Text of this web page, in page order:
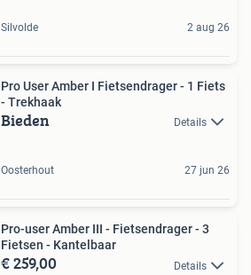
Silvolde 2 aug 26
Pro User Amber I Fietsendrager - 1 Fiets
- Trekhaak
Bieden Details
Oosterhout 27 jun 26
Pro-user Amber III - Fietsendrager - 3
Fietsen - Kantelbaar
€ 259,00 Details